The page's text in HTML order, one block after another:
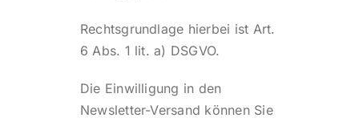
Rechtsgrundlage hierbei ist Art.
6 Abs. 1 lit. a) DSGVO.
Die Einwilligung in den
Newsletter-Versand können Sie